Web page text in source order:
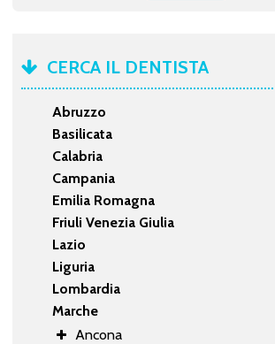
CERCA IL DENTISTA
Abruzzo
Basilicata
Calabria
Campania
Emilia Romagna
Friuli Venezia Giulia
Lazio
Liguria
Lombardia
Marche
Ancona